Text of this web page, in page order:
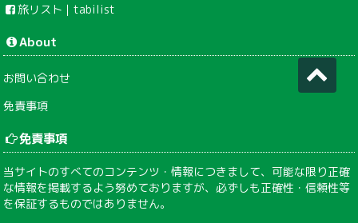
旅リスト｜tabilist
About
お問い合わせ
免責事項
免責事項
当サイトのすべてのコンテンツ・情報につきまして、可能な限り正確
な情報を掲載するよう努めておりますが、必ずしも正確性・信頼性等
を保証するものではありません。